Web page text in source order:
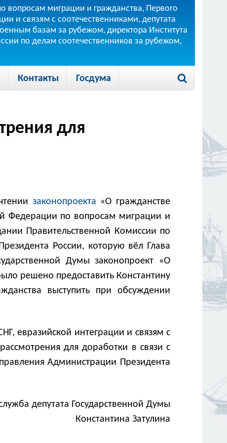
вопросам миграции и гражданства, Первого
и связям с соотечественниками, депутата
базам за рубежом, директора Института
по делам соотечественников за рубежом,
Контакты Госдума
для
законопроекта «О гражданстве
Федерации по вопросам миграции и
Правительственной Комиссии по
России, которую вёл Глава
Думы законопроект «О
решено предоставить Константину
выступить при обсуждении
евразийской интеграции и связям с
для доработки в связи с
Администрации Президента
депутата Государственной Думы
Константина Затулина